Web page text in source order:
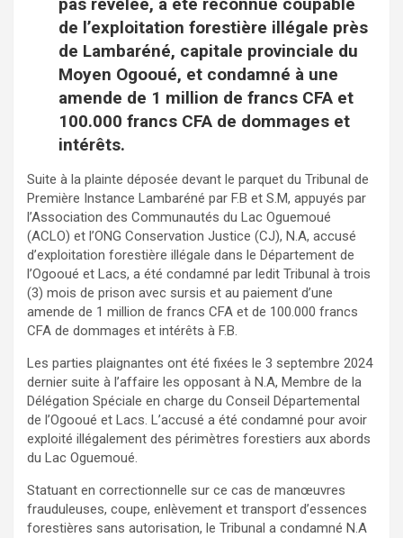
pas révélée, a été reconnue coupable
de l’exploitation forestière illégale près
de Lambaréné, capitale provinciale du
Moyen Ogooué, et condamné à une
amende de 1 million de francs CFA et
100.000 francs CFA de dommages et
intérêts.
Suite à la plainte déposée devant le parquet du Tribunal de
Première Instance Lambaréné par F.B et S.M, appuyés par
l’Association des Communautés du Lac Oguemoué
(ACLO) et l’ONG Conservation Justice (CJ), N.A, accusé
d’exploitation forestière illégale dans le Département de
l’Ogooué et Lacs, a été condamné par ledit Tribunal à trois
(3) mois de prison avec sursis et au paiement d’une
amende de 1 million de francs CFA et de 100.000 francs
CFA de dommages et intérêts à F.B.
Les parties plaignantes ont été fixées le 3 septembre 2024
dernier suite à l’affaire les opposant à N.A, Membre de la
Délégation Spéciale en charge du Conseil Départemental
de l’Ogooué et Lacs. L’accusé a été condamné pour avoir
exploité illégalement des périmètres forestiers aux abords
du Lac Oguemoué.
Statuant en correctionnelle sur ce cas de manœuvres
frauduleuses, coupe, enlèvement et transport d’essences
forestières sans autorisation, le Tribunal a condamné N.A